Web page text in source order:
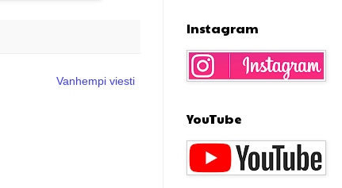
Vanhempi viesti
Instagram
YouTube